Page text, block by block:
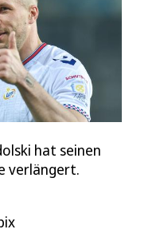
hat seinen
verlängert.